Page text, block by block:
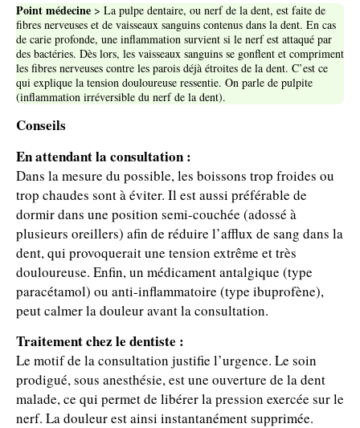
Point médecine > La pulpe dentaire, ou nerf de la dent, est faite de
fibres nerveuses et de vaisseaux sanguins contenus dans la dent. En cas
de carie profonde, une inflammation survient si le nerf est attaqué par
des bactéries. Dès lors, les vaisseaux sanguins se gonflent et compriment
les fibres nerveuses contre les parois déjà étroites de la dent. C’est ce
qui explique la tension douloureuse ressentie. On parle de pulpite
(inflammation irréversible du nerf de la dent).
Conseils
En attendant la consultation :
Dans la mesure du possible, les boissons trop froides ou
trop chaudes sont à éviter. Il est aussi préférable de
dormir dans une position semi-couchée (adossé à
plusieurs oreillers) afin de réduire l’afflux de sang dans la
dent, qui provoquerait une tension extrême et très
douloureuse. Enfin, un médicament antalgique (type
paracétamol) ou anti-inflammatoire (type ibuprofène),
peut calmer la douleur avant la consultation.
Traitement chez le dentiste :
Le motif de la consultation justifie l’urgence. Le soin
prodigué, sous anesthésie, est une ouverture de la dent
malade, ce qui permet de libérer la pression exercée sur le
nerf. La douleur est ainsi instantanément supprimée.